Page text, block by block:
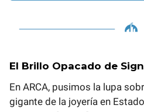
El Brillo Opacado de
En ARCA, pusimos la lupa
gigante de la joyería en